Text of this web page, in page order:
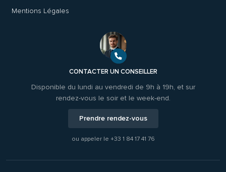
Mentions Légales
CONTACTER UN CONSEILLER
Disponible du lundi au vendredi de 9h à 19h, et sur
rendez-vous le soir et le week-end.
Prendre rendez-vous
ou appeler le +33 1 84 17 41 76